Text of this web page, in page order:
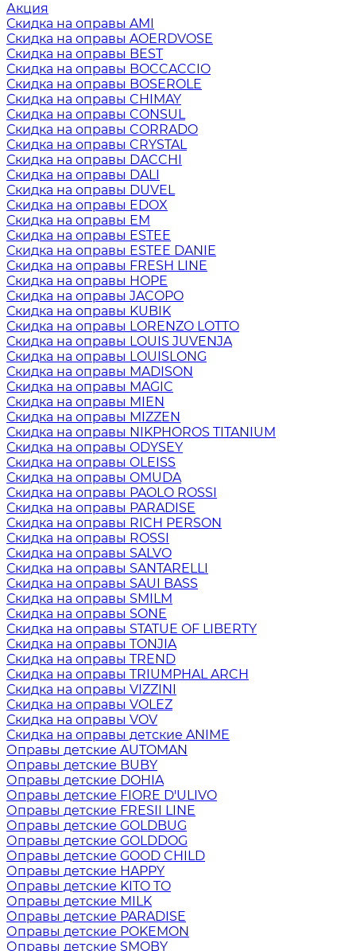
Акция
Скидка на оправы AMI
Скидка на оправы AOERDVOSE
Скидка на оправы BEST
Скидка на оправы BOCCACCIO
Скидка на оправы BOSEROLE
Скидка на оправы CHIMAY
Скидка на оправы CONSUL
Скидка на оправы CORRADO
Скидка на оправы CRYSTAL
Скидка на оправы DACCHI
Скидка на оправы DALI
Скидка на оправы DUVEL
Скидка на оправы EDOX
Скидка на оправы EM
Скидка на оправы ESTEE
Скидка на оправы ESTEE DANIE
Скидка на оправы FRESH LINE
Скидка на оправы HOPE
Скидка на оправы JACOPO
Скидка на оправы KUBIK
Скидка на оправы LORENZO LOTTO
Скидка на оправы LOUIS JUVENJA
Скидка на оправы LOUISLONG
Скидка на оправы MADISON
Скидка на оправы MAGIC
Скидка на оправы MIEN
Скидка на оправы MIZZEN
Скидка на оправы NIKPHOROS TITANIUM
Скидка на оправы ODYSEY
Скидка на оправы OLEISS
Скидка на оправы OMUDA
Скидка на оправы PAOLO ROSSI
Скидка на оправы PARADISE
Скидка на оправы RICH PERSON
Скидка на оправы ROSSI
Скидка на оправы SALVO
Скидка на оправы SANTARELLI
Скидка на оправы SAUI BASS
Скидка на оправы SMILM
Скидка на оправы SONE
Скидка на оправы STATUE OF LIBERTY
Скидка на оправы TONJIA
Скидка на оправы TREND
Скидка на оправы TRIUMPHAL ARCH
Скидка на оправы VIZZINI
Скидка на оправы VOLEZ
Скидка на оправы VOV
Скидка на оправы детские ANIME
Оправы детские AUTOMAN
Оправы детские BUBY
Оправы детские DOHIA
Оправы детские FIORE D'ULIVO
Оправы детские FRESII LINE
Оправы детские GOLDBUG
Оправы детские GOLDDOG
Оправы детские GOOD CHILD
Оправы детские HAPPY
Оправы детские KITO TO
Оправы детские MILK
Оправы детские PARADISE
Оправы детские POKEMON
Оправы детские SMOBY